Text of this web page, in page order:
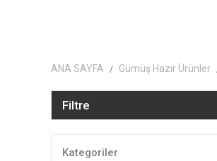
ANA SAYFA Gümüş Hazır Ürünler
Filtre
Kategoriler